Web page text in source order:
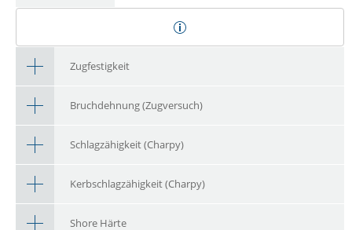
Zugfestigkeit
Bruchdehnung (Zugversuch)
Schlagzähigkeit (Charpy)
Kerbschlagzähigkeit (Charpy)
Shore Härte